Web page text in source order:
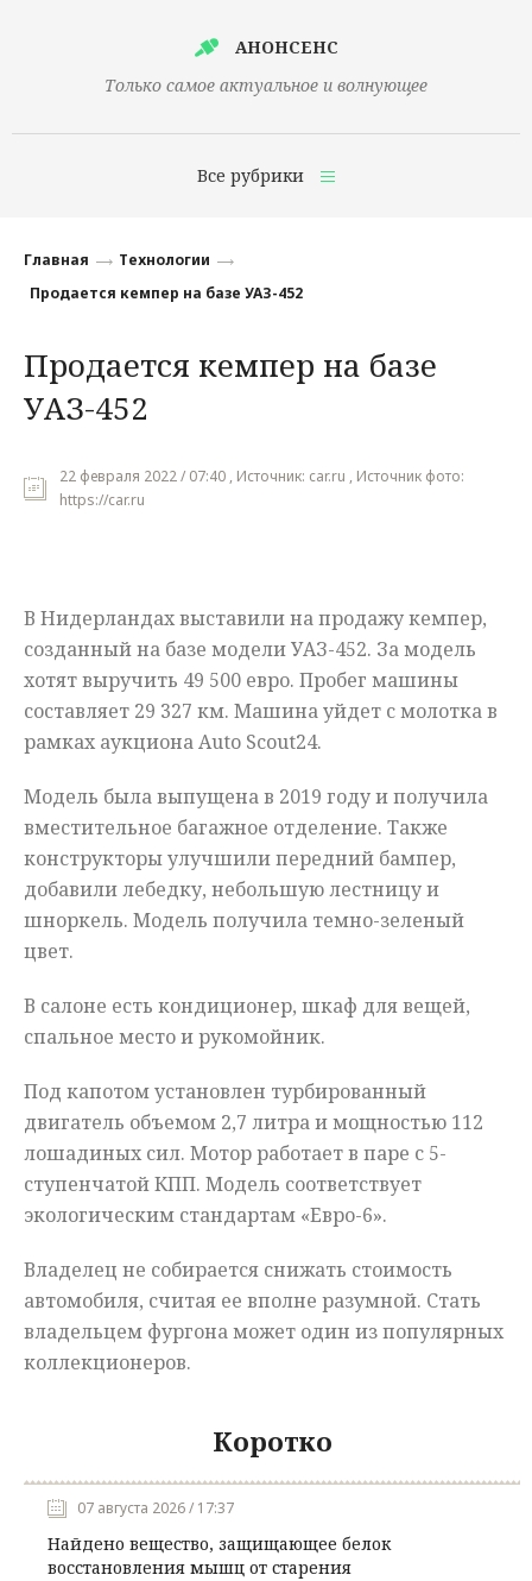
АНОНСЕНС
Только самое актуальное и волнующее
Все рубрики
Финансы
Наука
Культура
Общество
Происшествия
Главная
Технологии
Продается кемпер на базе УАЗ-452
Продается кемпер на базе
УАЗ-452
22 февраля 2022 / 07:40 , Источник: car.ru , Источник фото:
https://car.ru
В Нидерландах выставили на продажу кемпер,
созданный на базе модели УАЗ-452. За модель
хотят выручить 49 500 евро. Пробег машины
составляет 29 327 км. Машина уйдет с молотка в
рамках аукциона Auto Scout24.
Модель была выпущена в 2019 году и получила
вместительное багажное отделение. Также
конструкторы улучшили передний бампер,
добавили лебедку, небольшую лестницу и
шноркель. Модель получила темно-зеленый
цвет.
В салоне есть кондиционер, шкаф для вещей,
спальное место и рукомойник.
Под капотом установлен турбированный
двигатель объемом 2,7 литра и мощностью 112
лошадиных сил. Мотор работает в паре с 5-
ступенчатой КПП. Модель соответствует
экологическим стандартам «Евро-6».
Владелец не собирается снижать стоимость
автомобиля, считая ее вполне разумной. Стать
владельцем фургона может один из популярных
коллекционеров.
Коротко
07 августа 2026 / 17:37
Найдено вещество, защищающее белок
восстановления мышц от старения